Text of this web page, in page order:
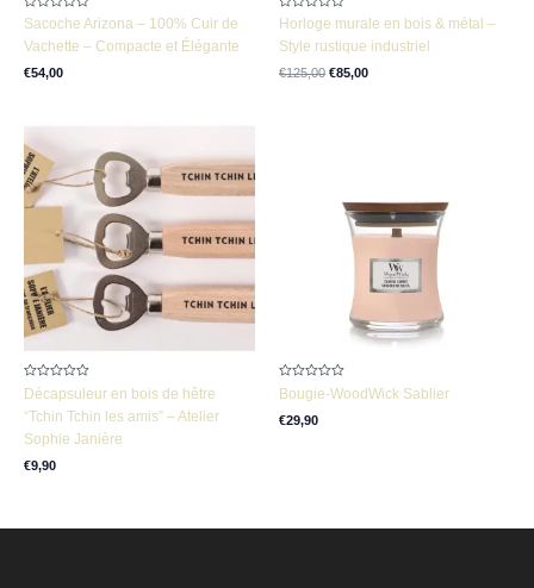
Note
0
sur
5
Sacoche Arizona – 100% Cuir de
Vachette – Compacte et Élégante
€54,00
Note
0
sur
5
Horloge murale en bois & métal –
Style rustique industriel
€125,00 €85,00
Note
0
sur
Décapsuleur en bois de hêtre
“Tchin Tchin les amis” – Atelier
Sophie Janière
€9,90
Note
0
5
Bougie-WoodWick Sablier
€29,90